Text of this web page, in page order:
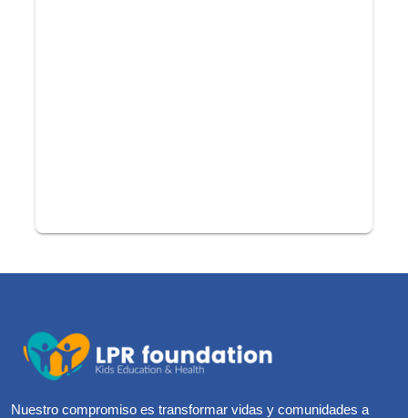
Nuestro compromiso es transformar vidas y comunidades a